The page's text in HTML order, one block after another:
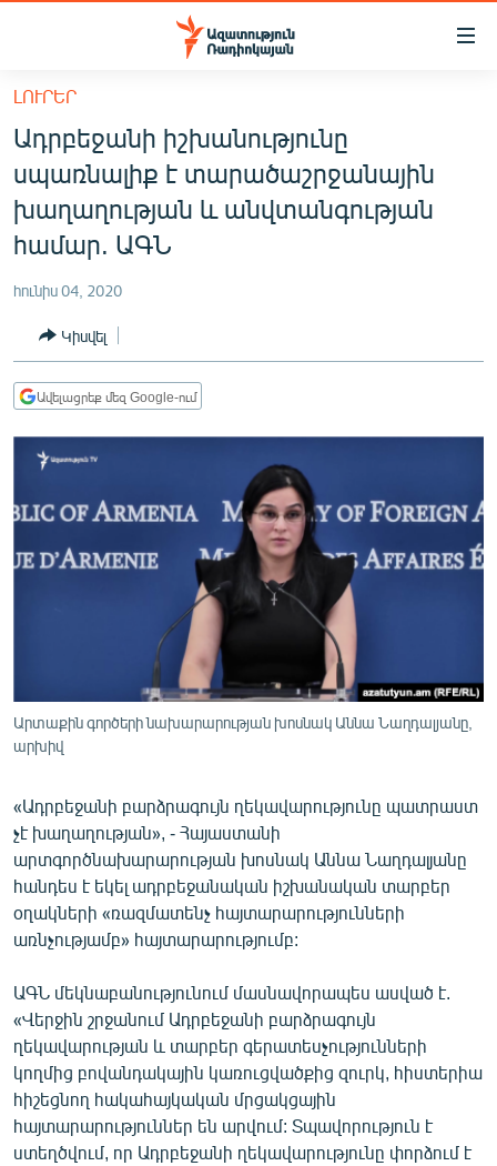
Մատչելիության
հիմնական
բովանդակությանը
հիմնական
մենյուին
Որոնում
ՀԱՅԱՍՏԱՆ
ՔԱՂԱՔԱԿԱՆ
ԸՆՏՐՈՒԹՅՈՒՆՆԵՐ 2026
ՏՆՏԵՍՈՒԹՅՈՒՆ
ՂԱՐԱԲԱՂ
ՊԱՏԵՐԱԶՄԻ 6 ՇԱԲԱԹՆԵՐԸ
ՏԱՐԱԾԱՇՐՋԱՆ
ՄԻՋԱԶԳԱՅԻՆ
ՄՇԱԿՈՒՅԹ
ՄԵԿՆԱԲԱՆՈՒԹՅՈՒՆ
ԿՈՐՈՆԱՎԻՐՈՒՍ
ԱՐԽԻՎ
ՏԵՍԱՆՅՈՒԹԵՐ
ԲԱՆԱՎԵՃ
ՁԳՏԵԼՈՎ ԼԱՎԱԳՈՒՅՆԻՆ
ՓՈԴՔԱՍԹ
English
Русский
ՀԵՏԵՎԵՔ ՄԵԶ
ԼՈՒՐԵՐ
Ադրբեջանի իշխանությունը
սպառնալիք է տարածաշրջանային
խաղաղության և անվտանգության
համար. ԱԳՆ
հունիս 04, 2020
Կիսվել
Ավելացրեք մեզ Google-ում
Արտաքին գործերի նախարարության խոսնակ Աննա Նաղդալյանը,
արխիվ
«Ադրբեջանի բարձրագույն ղեկավարությունը պատրաստ
չէ խաղաղության», - Հայաստանի
արտգործնախարարության խոսնակ Աննա Նաղդալյանը
հանդես է եկել ադրբեջանական իշխանական տարբեր
օղակների «ռազմատենչ հայտարարությունների
առնչությամբ» հայտարարությումբ:
ԱԳՆ մեկնաբանությունում մասնավորապես ասված է.
«Վերջին շրջանում Ադրբեջանի բարձրագույն
ղեկավարության և տարբեր գերատեսչությունների
կողմից բովանդակային կառուցվածքից զուրկ, հիստերիա
հիշեցնող հակահայկական մրցակցային
հայտարարություններ են արվում: Տպավորություն է
ստեղծվում, որ Ադրբեջանի ղեկավարությունը փորձում է